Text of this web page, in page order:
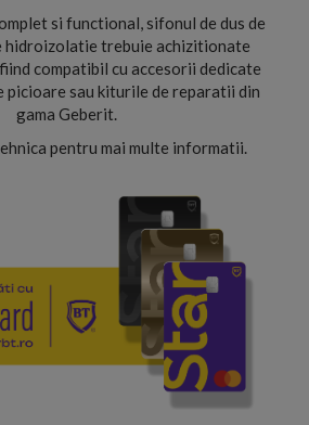
si functional, sifonul de dus de
hidroizolatie trebuie achizitionate
compatibil cu accesorii dedicate
picioare sau kiturile de reparatii din
gama Geberit.
pentru mai multe informatii.